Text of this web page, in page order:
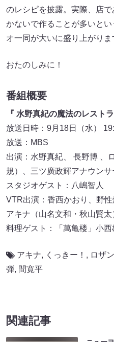
のレシピを披露。実際、店
かないで作ることが多いと
オ一同が大いに盛り上がりま
おたのしみに！
番組概要
『 水野真紀の魔法のレストラ
放送日時：9月18日（水）
放送：MBS
出演：水野真紀、 長野博 、
規）、三ツ廣政輝アナウン
スタジオゲスト：八嶋智人
VTR出演：香西かおり、野性
アキナ（山名文和・秋山賢太
料理ゲスト：「萬亀楼」小西
アキナ, くっきー！ , ロザン
弾, 間寛平
関連記事